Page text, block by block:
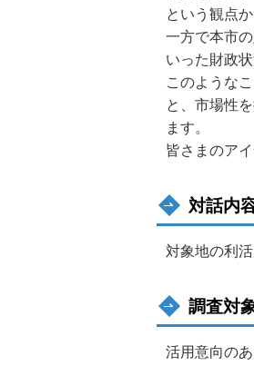
という観点
一方で本市
いった財政
このような
と、市場性
ます。
皆さまのア
対話内
対象地の利
調査対
活用意向の